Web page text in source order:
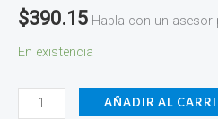
$390.15 Habla con un asesor
En existencia
AÑADIR AL